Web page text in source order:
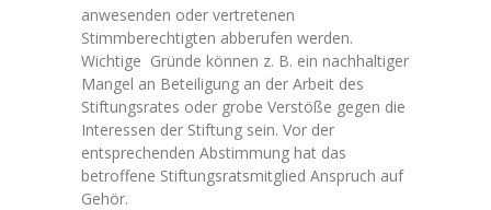
anwesenden oder vertretenen
Stimmberechtigten abberufen werden.
Wichtige Gründe können z. B. ein nachhaltiger
Mangel an Beteiligung an der Arbeit des
Stiftungsrates oder grobe Verstöße gegen die
Interessen der Stiftung sein. Vor der
entsprechenden Abstimmung hat das
betroffene Stiftungsratsmitglied Anspruch auf
Gehör.